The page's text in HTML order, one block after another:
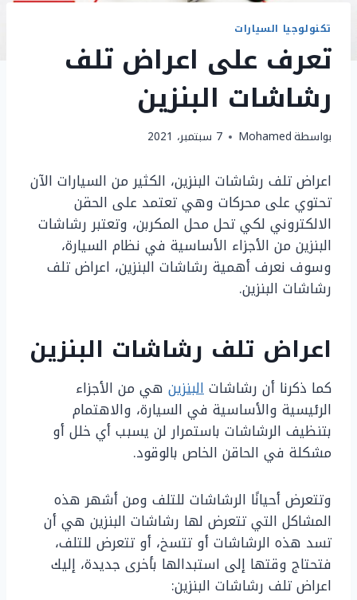
تكنولوجيا السيارات
تعرف على اعراض تلف
رشاشات البنزين
بواسطةMohamed 7 سبتمبر، 2021
اعراض تلف رشاشات البنزين، الكثير من السيارات الآن
تحتوي على محركات وهي تعتمد على الحقن
الالكتروني لكي تحل محل المكربن، وتعتبر رشاشات
البنزين من الأجزاء الأساسية في نظام السيارة،
وسوف نعرف أهمية رشاشات البنزين، اعراض تلف
رشاشات البنزين.
اعراض تلف رشاشات البنزين
كما ذكرنا أن رشاشاتالبنزين هي من الأجزاء
الرئيسية والأساسية في السيارة، والاهتمام
بتنظيف الرشاشات باستمرار لن يسبب أي خلل أو
مشكلة في الحاقن الخاص بالوقود.
وتتعرض أحيانًا الرشاشات للتلف ومن أشهر هذه
المشاكل التي تتعرض لها رشاشات البنزين هي أن
تسد هذه الرشاشات أو تتسخ، أو تتعرض للتلف،
فتحتاج وقتها إلى استبدالها بأخرى جديدة، إليك
اعراض تلف رشاشات البنزين: